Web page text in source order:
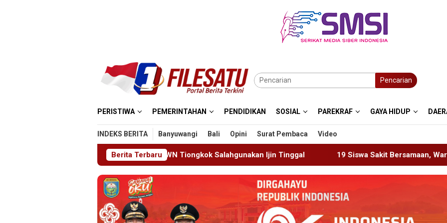
Pencarian
PERISTIWA PEMERINTAHAN PENDIDIKAN SOSIAL PAREKRAF GAYA HIDUP
INDEKS BERITA Banyuwangi Bali Opini Surat Pembaca Video
Berita Terbaru
Deportasi Satu WN Tiongkok Salahgunakan Ijin Tinggal 19 Siswa Sakit Bersamaan, Wartawan Sempat Terhalang